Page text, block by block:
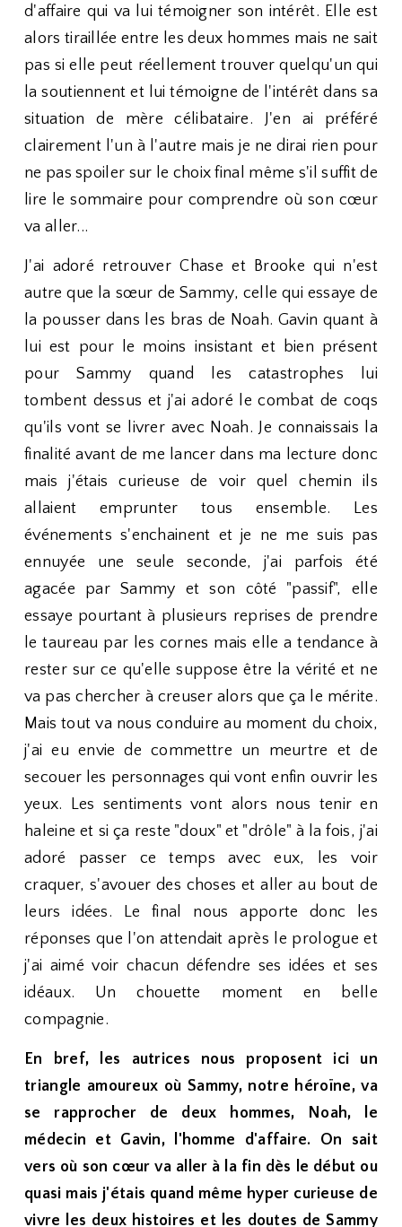
d'affaire qui va lui témoigner son intérêt. Elle est
alors tiraillée entre les deux hommes mais ne sait
pas si elle peut réellement trouver quelqu'un qui
la soutiennent et lui témoigne de l'intérêt dans sa
situation de mère célibataire. J'en ai préféré
clairement l'un à l'autre mais je ne dirai rien pour
ne pas spoiler sur le choix final même s'il suffit de
lire le sommaire pour comprendre où son cœur
va aller...
J'ai adoré retrouver Chase et Brooke qui n'est
autre que la sœur de Sammy, celle qui essaye de
la pousser dans les bras de Noah. Gavin quant à
lui est pour le moins insistant et bien présent
pour Sammy quand les catastrophes lui
tombent dessus et j'ai adoré le combat de coqs
qu'ils vont se livrer avec Noah. Je connaissais la
finalité avant de me lancer dans ma lecture donc
mais j'étais curieuse de voir quel chemin ils
allaient emprunter tous ensemble. Les
événements s'enchainent et je ne me suis pas
ennuyée une seule seconde, j'ai parfois été
agacée par Sammy et son côté "passif", elle
essaye pourtant à plusieurs reprises de prendre
le taureau par les cornes mais elle a tendance à
rester sur ce qu'elle suppose être la vérité et ne
va pas chercher à creuser alors que ça le mérite.
Mais tout va nous conduire au moment du choix,
j'ai eu envie de commettre un meurtre et de
secouer les personnages qui vont enfin ouvrir les
yeux. Les sentiments vont alors nous tenir en
haleine et si ça reste "doux" et "drôle" à la fois, j'ai
adoré passer ce temps avec eux, les voir
craquer, s'avouer des choses et aller au bout de
leurs idées. Le final nous apporte donc les
réponses que l'on attendait après le prologue et
j'ai aimé voir chacun défendre ses idées et ses
idéaux. Un chouette moment en belle
compagnie.
En bref, les autrices nous proposent ici un
triangle amoureux où Sammy, notre héroïne, va
se rapprocher de deux hommes, Noah, le
médecin et Gavin, l'homme d'affaire. On sait
vers où son cœur va aller à la fin dès le début ou
quasi mais j'étais quand même hyper curieuse de
vivre les deux histoires et les doutes de Sammy